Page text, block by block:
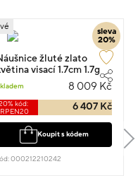
sleva
20%
žluté zlato
visací 1.7cm 1.7g
8 009 Kč
kód:
6 407 Kč
Koupit s kódem
000212210242